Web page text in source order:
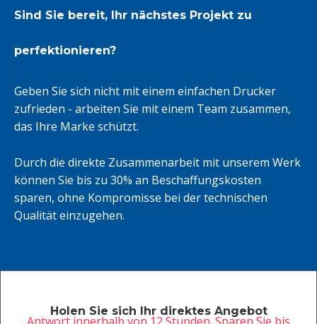
Sind Sie bereit, Ihr nächstes Projekt zu
perfektionieren?
Geben Sie sich nicht mit einem einfachen Drucker
zufrieden - arbeiten Sie mit einem Team zusammen,
das Ihre Marke schützt.
Durch die direkte Zusammenarbeit mit unserem Werk
können Sie bis zu 30% an Beschaffungskosten
sparen, ohne Kompromisse bei der technischen
Qualität einzugehen.
Holen Sie sich Ihr direktes Angebot